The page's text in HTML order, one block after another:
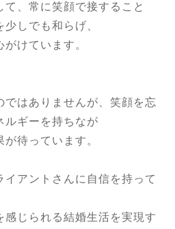
て、常に笑顔で接すること
しでも和らげ、
けています。
ではありませんが、笑顔を忘
ルギーを持ちなが
待っています。
アントさんに自信を持って
感じられる結婚生活を実現す